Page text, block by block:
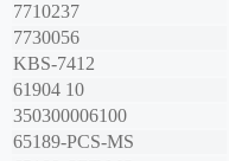
7710237
7730056
KBS-7412
61904 10
350300006100
65189-PCS-MS